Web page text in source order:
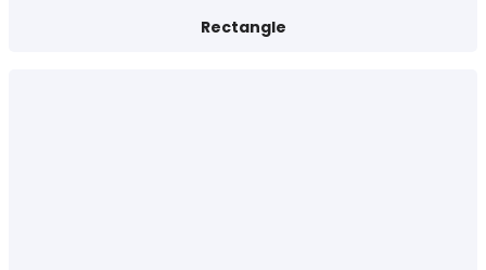
Rectangle